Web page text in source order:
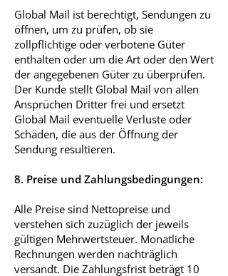
Global Mail ist berechtigt, Sendungen zu
öffnen, um zu prüfen, ob sie
zollpflichtige oder verbotene Güter
enthalten oder um die Art oder den Wert
der angegebenen Güter zu überprüfen.
Der Kunde stellt Global Mail von allen
Ansprüchen Dritter frei und ersetzt
Global Mail eventuelle Verluste oder
Schäden, die aus der Öffnung der
Sendung resultieren.
8. Preise und Zahlungsbedingungen:
Alle Preise sind Nettopreise und
verstehen sich zuzüglich der jeweils
gültigen Mehrwertsteuer. Monatliche
Rechnungen werden nachträglich
versandt. Die Zahlungsfrist beträgt 10